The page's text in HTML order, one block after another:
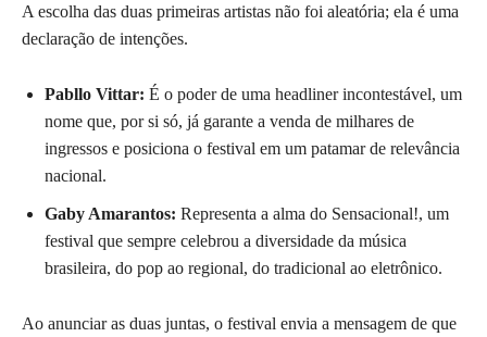
A escolha das duas primeiras artistas não foi aleatória; ela é uma
declaração de intenções.
Pabllo Vittar: É o poder de uma headliner incontestável, um
nome que, por si só, já garante a venda de milhares de
ingressos e posiciona o festival em um patamar de relevância
nacional.
Gaby Amarantos: Representa a alma do Sensacional!, um
festival que sempre celebrou a diversidade da música
brasileira, do pop ao regional, do tradicional ao eletrônico.
Ao anunciar as duas juntas, o festival envia a mensagem de que